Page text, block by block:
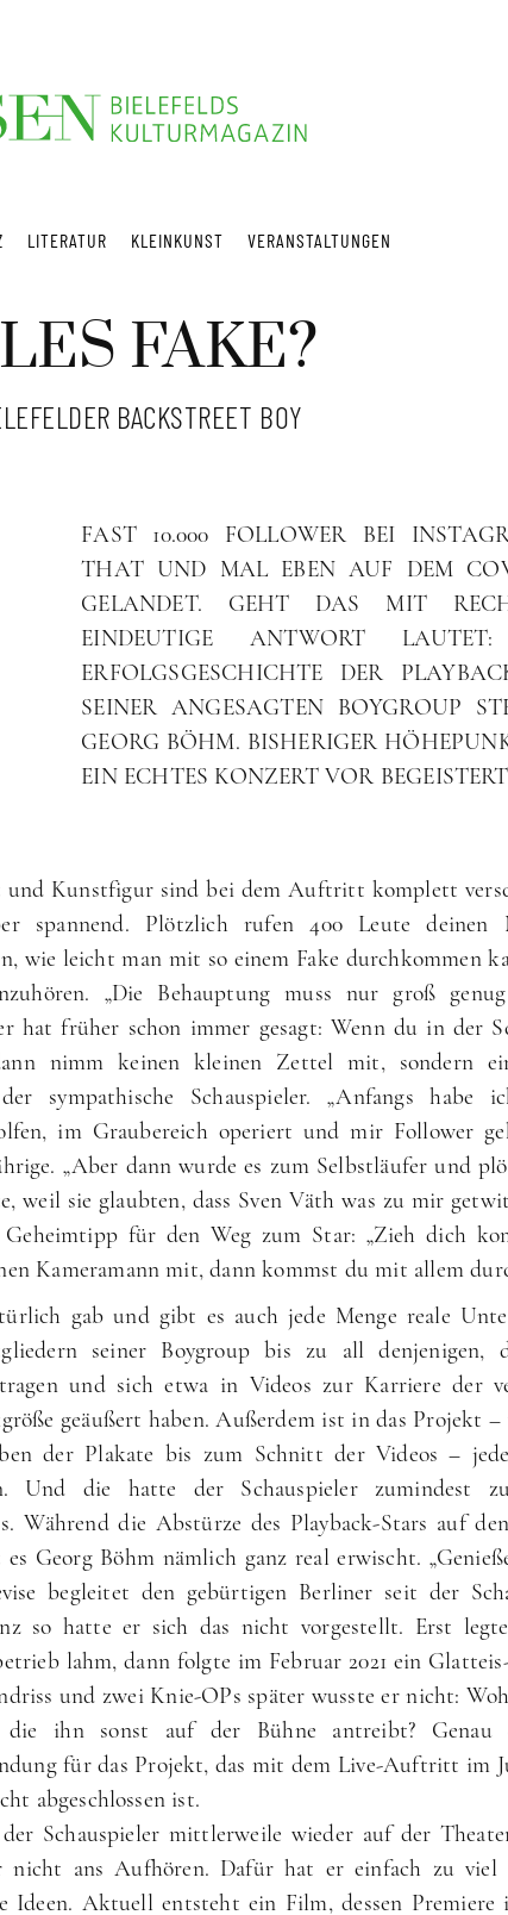
LITERATUR KLEINKUNST VERANSTALTUNGEN
FAKE?
BACKSTREET BOY
FAST 10.000 FOLLOWER BEI
THAT UND MAL EBEN AUF DEM
GELANDET. GEHT DAS MIT
EINDEUTIGE ANTWORT
ERFOLGSGESCHICHTE DER
SEINER ANGESAGTEN BOYGROUP
GEORG BÖHM. BISHERIGER
EIN ECHTES KONZERT VOR
und Kunstfigur sind bei dem Auftritt komplett
spannend. Plötzlich rufen 400 Leute deinen
wie leicht man mit so einem Fake durchkommen
„Die Behauptung muss nur groß
hat früher schon immer gesagt: Wenn du in der
nimm keinen kleinen Zettel mit, sondern
sympathische Schauspieler. „Anfangs habe
im Graubereich operiert und mir Follower
„Aber dann wurde es zum Selbstläufer und
weil sie glaubten, dass Sven Väth was zu mir
für den Weg zum Star: „Zieh dich
Kameramann mit, dann kommst du mit allem
gab und gibt es auch jede Menge reale
seiner Boygroup bis zu all denjenigen,
und sich etwa in Videos zur Karriere der
geäußert haben. Außerdem ist in das Projekt
der Plakate bis zum Schnitt der Videos –
Und die hatte der Schauspieler zumindest
Während die Abstürze des Playback-Stars auf
Georg Böhm nämlich ganz real erwischt.
begleitet den gebürtigen Berliner seit der
so hatte er sich das nicht vorgestellt. Erst
lahm, dann folgte im Februar 2021 ein
und zwei Knie-OPs später wusste er nicht:
die ihn sonst auf der Bühne antreibt? Genau
für das Projekt, das mit dem Live-Auftritt im
abgeschlossen ist.
Schauspieler mittlerweile wieder auf der
nicht ans Aufhören. Dafür hat er einfach zu viel
Ideen. Aktuell entsteht ein Film, dessen Premiere